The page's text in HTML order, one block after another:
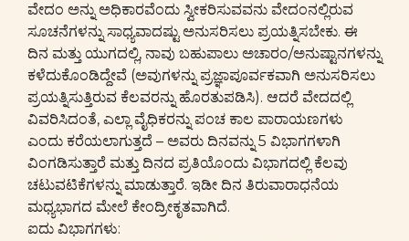
ವೇದಂ ಅನ್ನು ಅಧಿಕಾರವೆಂದು ಸ್ವೀಕರಿಸುವವನು ವೇದಂನಲ್ಲಿರುವ
ಸೂಚನೆಗಳನ್ನು ಸಾಧ್ಯವಾದಷ್ಟು ಅನುಸರಿಸಲು ಪ್ರಯತ್ನಿಸಬೇಕು. ಈ
ದಿನ ಮತ್ತು ಯುಗದಲ್ಲಿ, ನಾವು ಬಹುಪಾಲು ಅಚಾರಂ/ಅನುಷ್ಟಾನಗಳನ್ನು
ಕಳೆದುಕೊಂಡಿದ್ದೇವೆ (ಅವುಗಳನ್ನು ಪ್ರಜ್ಞಾಪೂರ್ವಕವಾಗಿ ಅನುಸರಿಸಲು
ಪ್ರಯತ್ನಿಸುತ್ತಿರುವ ಕೆಲವರನ್ನು ಹೊರತುಪಡಿಸಿ). ಆದರೆ ವೇದದಲ್ಲಿ
ವಿವರಿಸಿದಂತೆ, ಎಲ್ಲಾ ವೈಧಿಕರನ್ನು ಪಂಚ ಕಾಲ ಪಾರಾಯಣಗಳು
ಎಂದು ಕರೆಯಲಾಗುತ್ತದೆ – ಅವರು ದಿನವನ್ನು 5 ವಿಭಾಗಗಳಾಗಿ
ವಿಂಗಡಿಸುತ್ತಾರೆ ಮತ್ತು ದಿನದ ಪ್ರತಿಯೊಂದು ವಿಭಾಗದಲ್ಲಿ ಕೆಲವು
ಚಟುವಟಿಕೆಗಳನ್ನು ಮಾಡುತ್ತಾರೆ. ಇಡೀ ದಿನ ತಿರುವಾರಾಧನೆಯ
ಮಧ್ಯಭಾಗದ ಮೇಲೆ ಕೇಂದ್ರೀಕೃತವಾಗಿದೆ.
ಐದು ವಿಭಾಗಗಳು: